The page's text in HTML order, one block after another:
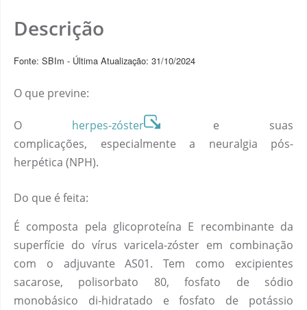
Descrição
Fonte: SBIm - Última Atualização: 31/10/2024
O que previne:
O herpes-zóster
e suas
complicações, especialmente a neuralgia pós-
herpética (NPH).
Do que é feita:
É composta pela glicoproteína E recombinante da
superfície do vírus varicela-zóster em combinação
com o adjuvante AS01. Tem como excipientes
sacarose, polisorbato 80, fosfato de sódio
monobásico di-hidratado e fosfato de potássio